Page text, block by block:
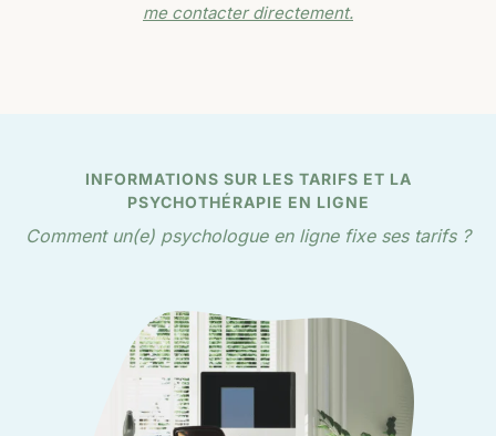
me contacter directement.
INFORMATIONS SUR LES TARIFS ET LA
PSYCHOTHÉRAPIE EN LIGNE
Comment un(e) psychologue en ligne fixe ses tarifs ?